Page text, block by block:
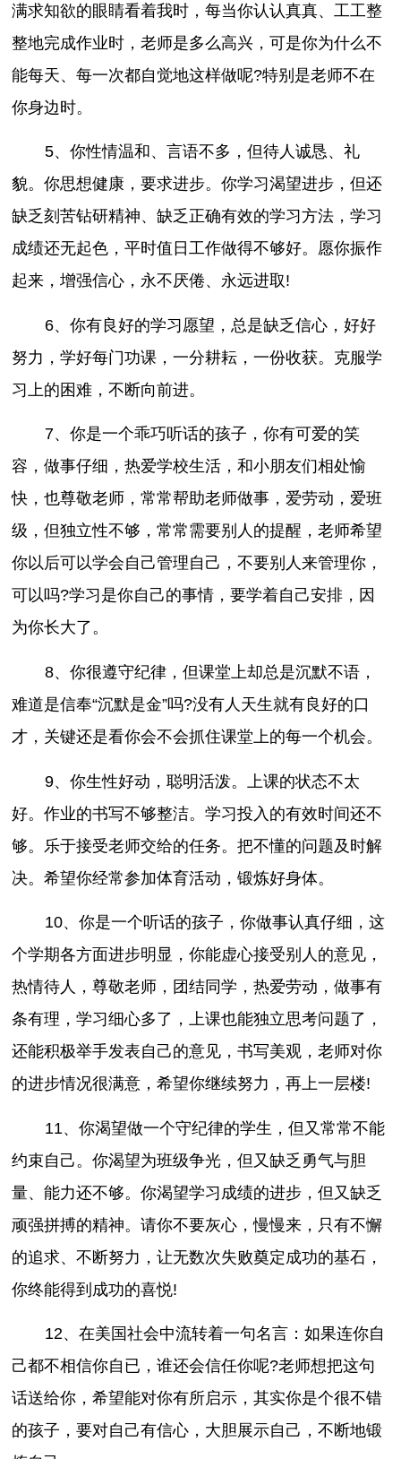
满求知欲的眼睛看着我时，每当你认认真真、工工整
整地完成作业时，老师是多么高兴，可是你为什么不
能每天、每一次都自觉地这样做呢?特别是老师不在
你身边时。
5、你性情温和、言语不多，但待人诚恳、礼
貌。你思想健康，要求进步。你学习渴望进步，但还
缺乏刻苦钻研精神、缺乏正确有效的学习方法，学习
成绩还无起色，平时值日工作做得不够好。愿你振作
起来，增强信心，永不厌倦、永远进取!
6、你有良好的学习愿望，总是缺乏信心，好好
努力，学好每门功课，一分耕耘，一份收获。克服学
习上的困难，不断向前进。
7、你是一个乖巧听话的孩子，你有可爱的笑
容，做事仔细，热爱学校生活，和小朋友们相处愉
快，也尊敬老师，常常帮助老师做事，爱劳动，爱班
级，但独立性不够，常常需要别人的提醒，老师希望
你以后可以学会自己管理自己，不要别人来管理你，
可以吗?学习是你自己的事情，要学着自己安排，因
为你长大了。
8、你很遵守纪律，但课堂上却总是沉默不语，
难道是信奉“沉默是金”吗?没有人天生就有良好的口
才，关键还是看你会不会抓住课堂上的每一个机会。
9、你生性好动，聪明活泼。上课的状态不太
好。作业的书写不够整洁。学习投入的有效时间还不
够。乐于接受老师交给的任务。把不懂的问题及时解
决。希望你经常参加体育活动，锻炼好身体。
10、你是一个听话的孩子，你做事认真仔细，这
个学期各方面进步明显，你能虚心接受别人的意见，
热情待人，尊敬老师，团结同学，热爱劳动，做事有
条有理，学习细心多了，上课也能独立思考问题了，
还能积极举手发表自己的意见，书写美观，老师对你
的进步情况很满意，希望你继续努力，再上一层楼!
11、你渴望做一个守纪律的学生，但又常常不能
约束自己。你渴望为班级争光，但又缺乏勇气与胆
量、能力还不够。你渴望学习成绩的进步，但又缺乏
顽强拼搏的精神。请你不要灰心，慢慢来，只有不懈
的追求、不断努力，让无数次失败奠定成功的基石，
你终能得到成功的喜悦!
12、在美国社会中流转着一句名言：如果连你自
己都不相信你自已，谁还会信任你呢?老师想把这句
话送给你，希望能对你有所启示，其实你是个很不错
的孩子，要对自己有信心，大胆展示自己，不断地锻